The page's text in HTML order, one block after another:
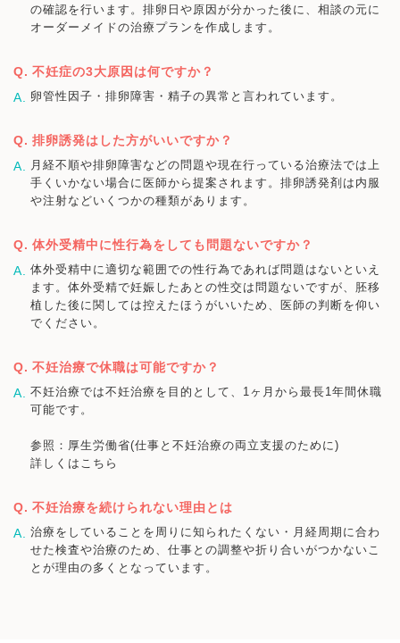
の確認を行います。排卵日や原因が分かった後に、相談の元に
オーダーメイドの治療プランを作成します。
不妊症の3大原因は何ですか？
卵管性因子・排卵障害・精子の異常と言われています。
排卵誘発はした方がいいですか？
月経不順や排卵障害などの問題や現在行っている治療法では上
手くいかない場合に医師から提案されます。排卵誘発剤は内服
や注射などいくつかの種類があります。
体外受精中に性行為をしても問題ないですか？
体外受精中に適切な範囲での性行為であれば問題はないといえ
ます。体外受精で妊娠したあとの性交は問題ないですが、胚移
植した後に関しては控えたほうがいいため、医師の判断を仰い
でください。
不妊治療で休職は可能ですか？
不妊治療では不妊治療を目的として、1ヶ月から最長1年間休職
可能です。
参照：厚生労働省(仕事と不妊治療の両立支援のために)
詳しくはこちら
不妊治療を続けられない理由とは
治療をしていることを周りに知られたくない・月経周期に合わ
せた検査や治療のため、仕事との調整や折り合いがつかないこ
とが理由の多くとなっています。